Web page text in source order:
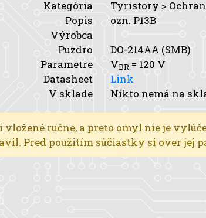
Kategória
Tyristory >
Popis
ozn. P13B
Výrobca
Puzdro
DO-214AA (SMB)
Parametre
VBR = 120 V
Datasheet
Link
V sklade
Nikto nemá na
vložené ručne, a preto omyl nie je
Pred použitím súčiastky si over jej